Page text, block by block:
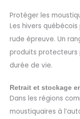
Protéger les
Les hivers
rude épreuve. Un
produits protecteurs
durée de vie.
Retrait et stockage
Dans les régions
moustiquaires à